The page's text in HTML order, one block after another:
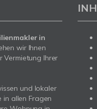
in
wir Ihnen
Vermietung Ihrer
und lokaler
in allen Fragen